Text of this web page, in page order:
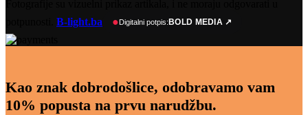
B-light.ba ● Digitalni potpis: BOLD MEDIA ↗
Kao znak dobrodošlice, odobravamo vam
10% popusta na prvu narudžbu.